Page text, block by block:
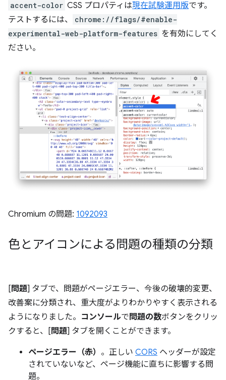
accent-color CSS プロパティは現在試験運用版です。
テストするには、
chrome://flags/#enable-
experimental-web-platform-features を有効にしてく
ださい。
Chromium の問題: 1092093
色とアイコンによる問題の種類の分類
[ 問題] タブで、問題がページエラー、今後の破壊的変更、
改善案に分類され、重大度がよりわかりやすく表示される
ようになりました。 コンソールで 問題の数ボタンをクリッ
クすると、[ 問題] タブを開くことができます。
ページエラー（赤） 。正しい CORS ヘッダーが設定
されていないなど、ページ機能に直ちに影響する問
題。